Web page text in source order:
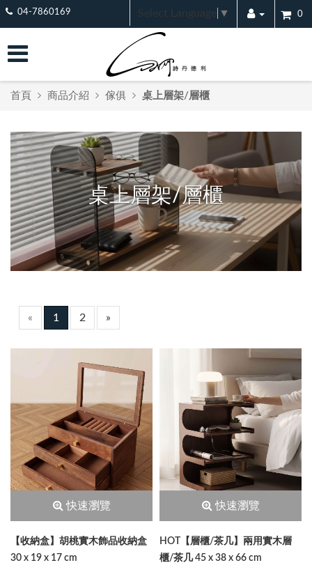
04-7860169 Select Language ▼ 0
首頁 商品介紹 傢俱 桌上層架/層櫃
桌上層架/層櫃
« 1 2 »
快速瀏覽
【收納盒】胡桃實木飾品收納盒
30 x 19 x 17 cm
快速瀏覽
HOT【層櫃/茶几】兩用實木層
櫃/茶几 45 x 38 x 66 cm